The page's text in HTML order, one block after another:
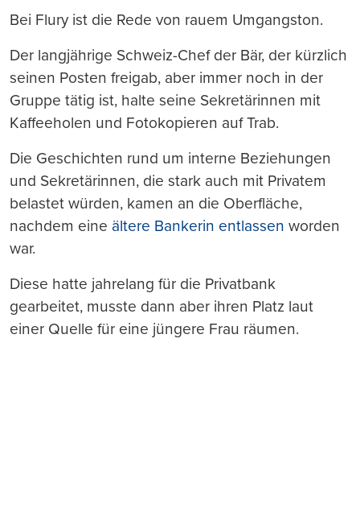
Bei Flury ist die Rede von rauem Umgangston.
Der langjährige Schweiz-Chef der Bär, der kürzlich
seinen Posten freigab, aber immer noch in der
Gruppe tätig ist, halte seine Sekretärinnen mit
Kaffeeholen und Fotokopieren auf Trab.
Die Geschichten rund um interne Beziehungen
und Sekretärinnen, die stark auch mit Privatem
belastet würden, kamen an die Oberfläche,
nachdem eine ältere Bankerin entlassen worden
war.
Diese hatte jahrelang für die Privatbank
gearbeitet, musste dann aber ihren Platz laut
einer Quelle für eine jüngere Frau räumen.